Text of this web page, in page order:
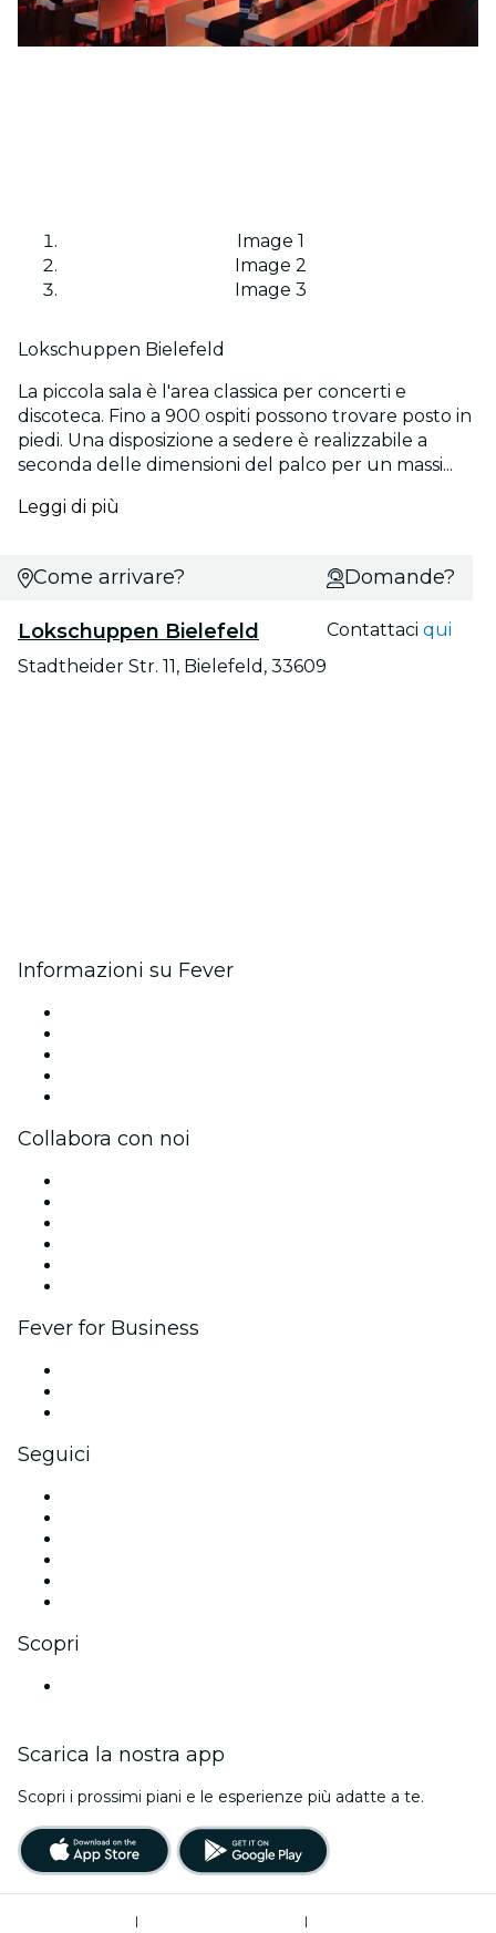
Image 1
Image 2
Image 3
Lokschuppen Bielefeld
La piccola sala è l'area classica per concerti e
discoteca. Fino a 900 ospiti possono trovare posto in
piedi. Una disposizione a sedere è realizzabile a
seconda delle dimensioni del palco per un massi...
Leggi di più
Come arrivare?
Lokschuppen Bielefeld
Stadtheider Str. 11, Bielefeld, 33609
Domande?
Contattaci qui
Informazioni su Fever
Collabora con noi
Fever for Business
Seguici
Scopri
Scarica la nostra app
Scopri i prossimi piani e le esperienze più adatte a te.
| |